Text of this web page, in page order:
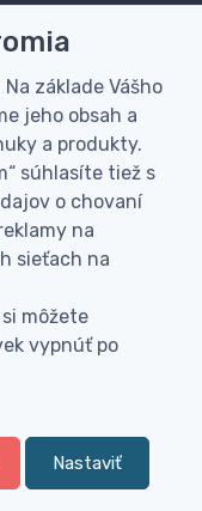
vybrať
0
základe Vášho
jeho obsah a
a produkty.
súhlasíte tiež s
o chovaní
na
sieťach na
môžete
vypnúť po
Nastaviť